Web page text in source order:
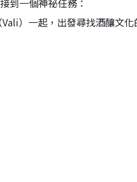
到一個神祕任務：
）一起，出發尋找酒釀文化